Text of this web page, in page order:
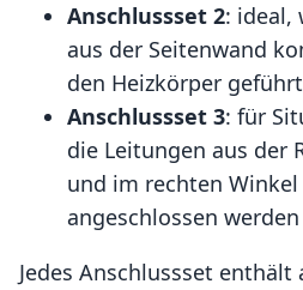
Anschlussset 2: ideal,
aus der Seitenwand
den Heizkörper
Anschlussset 3: für
die Leitungen aus der
und im rechten
angeschlossen
Jedes Anschlussset